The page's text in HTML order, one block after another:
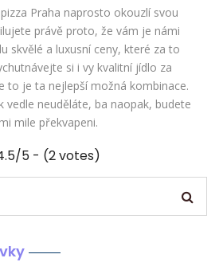
Praha naprosto okouzlí svou
právě proto, že vám je námi
skvělé a luxusní ceny, které za to
si i vy kvalitní jídlo za
to je ta nejlepší možná kombinace.
vedle neuděláte, ba naopak, budete
mile překvapeni.
5 - (2 votes)